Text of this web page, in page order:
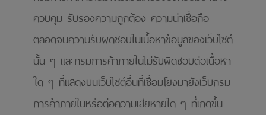
ควบคุม รับรองความถูกต้อง ความน่าเชื่อถือ
ตลอดจนความรับผิดชอบในเนื้อหาข้อมูลของเว็บไซต์
นั้น ๆ และกรมการค้าภายในไม่รับผิดชอบต่อเนื้อหา
ใด ๆ ที่แสดงบนเว็บไซต์อื่นที่เชื่อมโยงมายังเว็บกรม
การค้าภายในหรือต่อความเสียหายใด ๆ ที่เกิดขึ้น